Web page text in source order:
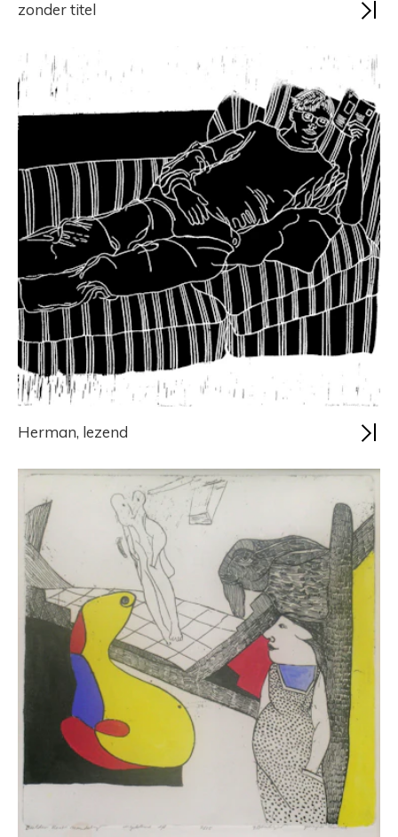
zonder titel
Herman, lezend